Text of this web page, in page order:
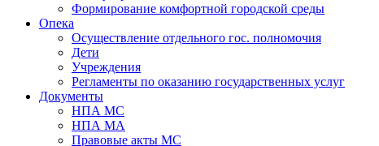
Формирование комфортной городской среды
Опека
Осуществление отдельного гос. полномочия
Дети
Учреждения
Регламенты по оказанию государственных услуг
Документы
НПА МС
НПА МА
Правовые акты МС